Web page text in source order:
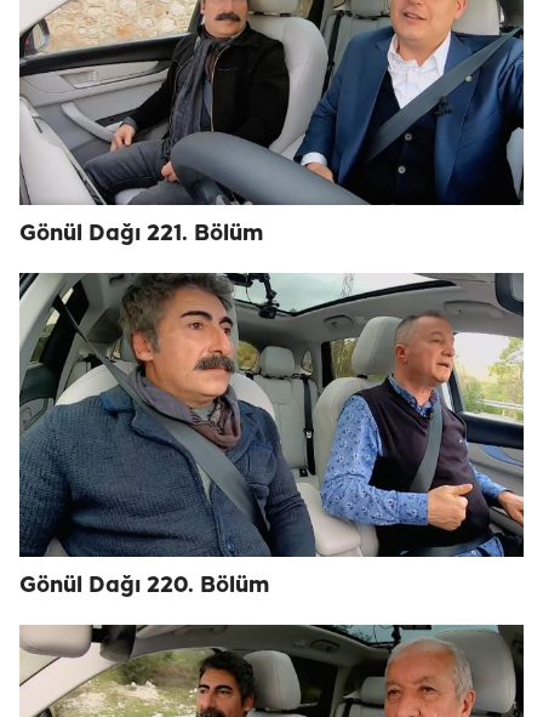
Gönül Dağı 221. Bölüm
Gönül Dağı 220. Bölüm